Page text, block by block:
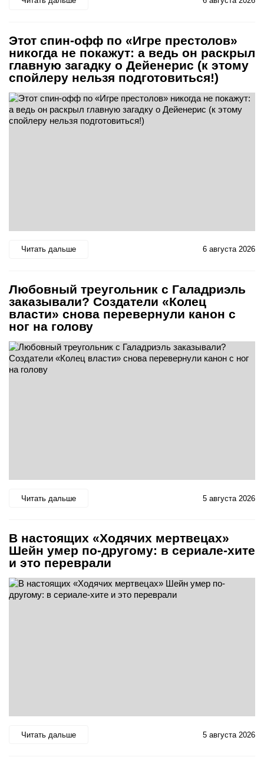
Этот спин-офф по «Игре престолов»
никогда не покажут: а ведь он раскрыл
главную загадку о Дейенерис (к этому
спойлеру нельзя подготовиться!)
Читать дальше 6 августа 2026
Любовный треугольник с Галадриэль
заказывали? Создатели «Колец
власти» снова перевернули канон с
ног на голову
Читать дальше 5 августа 2026
В настоящих «Ходячих мертвецах»
Шейн умер по-другому: в сериале-хите
и это переврали
Читать дальше 5 августа 2026